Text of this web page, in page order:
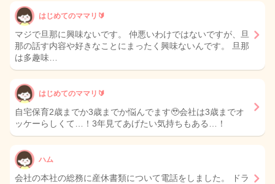
はじめてのママリ🔰
マジで旦那に興味ないです。 仲悪いわけではないですが、旦
那の話す内容や好きなことにまったく興味ないんです。 旦那
は多趣味…
はじめてのママリ🔰
自宅保育2歳までか3歳までか悩んでます🥹会社は3歳までオ
ッケーらしくて…！3年見てあげたい気持ちもある…！
ハム
会社の本社の総務に産休書類について電話をしました。 ドラ